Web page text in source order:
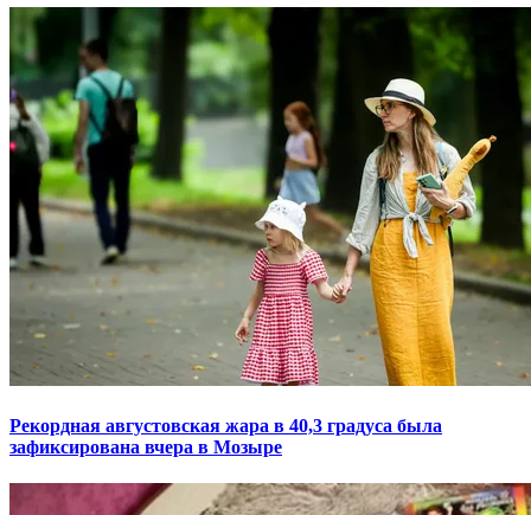
Рекордная августовская жара в 40,3 градуса была
зафиксирована вчера в Мозыре